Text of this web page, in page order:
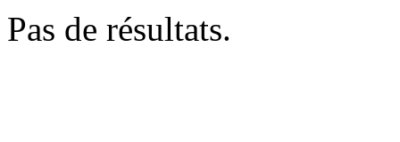
Pas de résultats.